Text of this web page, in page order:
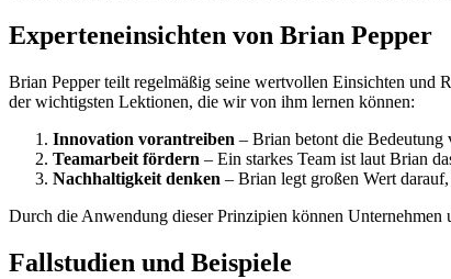
Experteneinsichten von Brian Pepper
Brian Pepper teilt regelmäßig seine wertvollen Einsichten und
der wichtigsten Lektionen, die wir von ihm lernen können:
Innovation vorantreiben – Brian betont die Bedeutung
Teamarbeit fördern – Ein starkes Team ist laut Brian
Nachhaltigkeit denken – Brian legt großen Wert
Durch die Anwendung dieser Prinzipien können
Fallstudien und Beispiele